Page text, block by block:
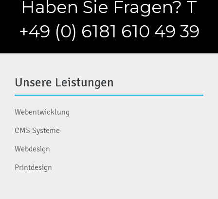
Haben Sie Fragen? T
+49 (0) 6181 610 49 39
Unsere Leistungen
Webentwicklung
CMS Systeme
Webdesign
Printdesign